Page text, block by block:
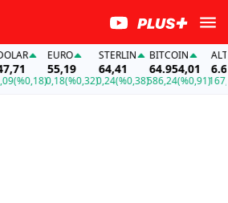
EURO
55,19
0,18(%0,32)
STERLIN
64,41
0,24(%0,38)
BITCOIN
64.954,01
586,24(%0,91)
ALTIN
167,96